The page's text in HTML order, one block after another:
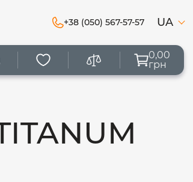
+38 (050) 567-57-57 UA
0,00
грн